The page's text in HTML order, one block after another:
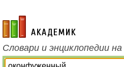
academic.ru
Словари и энциклопедии